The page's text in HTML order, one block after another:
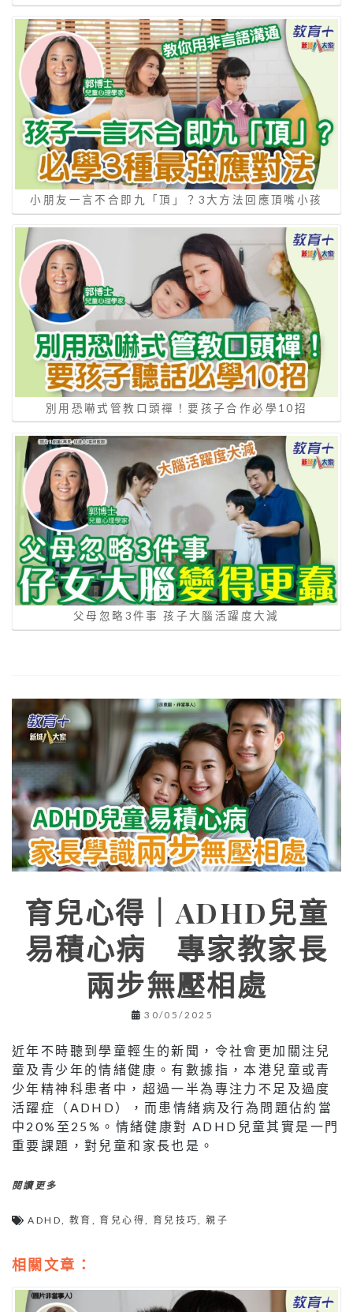
小朋友一言不合即九「頂」？3大方法回應頂嘴小孩
別用恐嚇式管教口頭禪！要孩子合作必學10招
父母忽略3件事 孩子大腦活躍度大減
育兒心得｜ADHD兒童
易積心病 專家教家長
兩步無壓相處
30/05/2025
近年不時聽到學童輕生的新聞，令社會更加關注兒
童及青少年的情緒健康。有數據指，本港兒童或青
少年精神科患者中，超過一半為專注力不足及過度
活躍症（ADHD），而患情緒病及行為問題佔約當
中20%至25%。情緒健康對 ADHD兒童其實是一門
重要課題，對兒童和家長也是。
閱讀更多
ADHD, 教育 ,育兒心得, 育兒技巧,親子
相關文章：